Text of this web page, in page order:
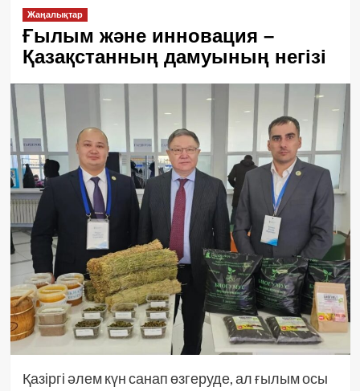
Жаңалықтар
Ғылым және инновация –
Қазақстанның дамуының негізі
Қазіргі әлем күн санап өзгеруде, ал ғылым осы